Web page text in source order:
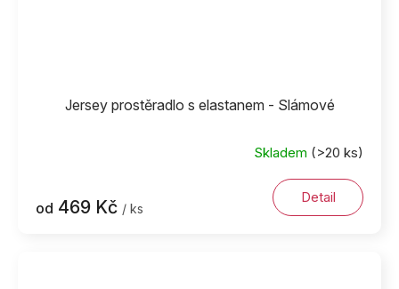
Jersey prostěradlo s elastanem - Slámové
Skladem (>20 ks)
od 469 Kč / ks
Detail